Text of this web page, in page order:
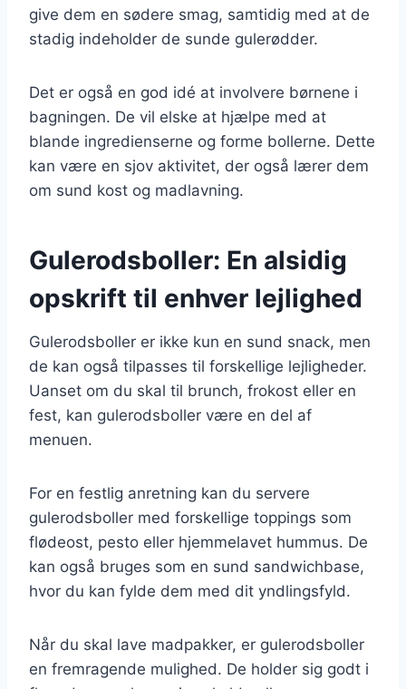
give dem en sødere smag, samtidig med at de
stadig indeholder de sunde gulerødder.
Det er også en god idé at involvere børnene i
bagningen. De vil elske at hjælpe med at
blande ingredienserne og forme bollerne. Dette
kan være en sjov aktivitet, der også lærer dem
om sund kost og madlavning.
Gulerodsboller: En alsidig
opskrift til enhver lejlighed
Gulerodsboller er ikke kun en sund snack, men
de kan også tilpasses til forskellige lejligheder.
Uanset om du skal til brunch, frokost eller en
fest, kan gulerodsboller være en del af
menuen.
For en festlig anretning kan du servere
gulerodsboller med forskellige toppings som
flødeost, pesto eller hjemmelavet hummus. De
kan også bruges som en sund sandwichbase,
hvor du kan fylde dem med dit yndlingsfyld.
Når du skal lave madpakker, er gulerodsboller
en fremragende mulighed. De holder sig godt i